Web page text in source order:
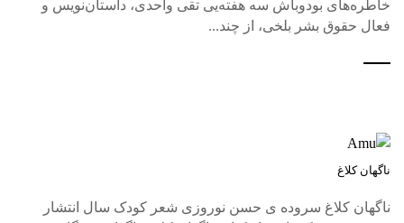
خاطره‌های بودوباش سه هفته‌یی تقی واحدی، داستان‌نویس و
فعال حقوق بشر بلخی، از چند...
ناگهان کلاغ
ناگهان کلاغ سروده ی حسن نوروزی شعر کودک سال انتشار